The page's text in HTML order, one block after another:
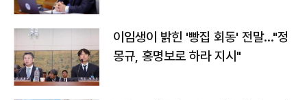
이임생이 밝힌 '빵집 회동' 전말…"정
몽규, 홍명보로 하라 지시"